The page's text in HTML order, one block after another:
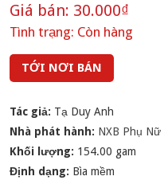
Giá bán: 30.000₫
Tình trạng: Còn hàng
TỚI NƠI BÁN
Tác giả: Tạ Duy Anh
Nhà phát hành: NXB Phụ Nữ
Khối lượng: 154.00 gam
Định dạng: Bìa mềm